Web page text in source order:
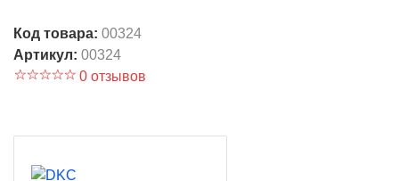
Код товара: 00324
Артикул: 00324
0 отзывов